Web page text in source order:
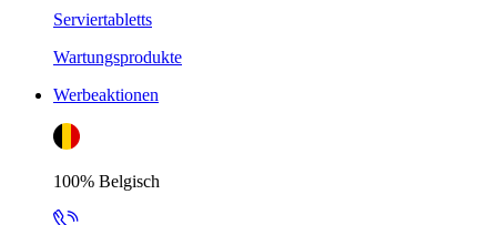
Serviertabletts
Wartungsprodukte
Werbeaktionen
100% Belgisch